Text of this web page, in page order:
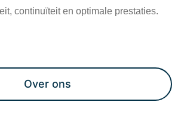
continuïteit en optimale prestaties.
Over ons